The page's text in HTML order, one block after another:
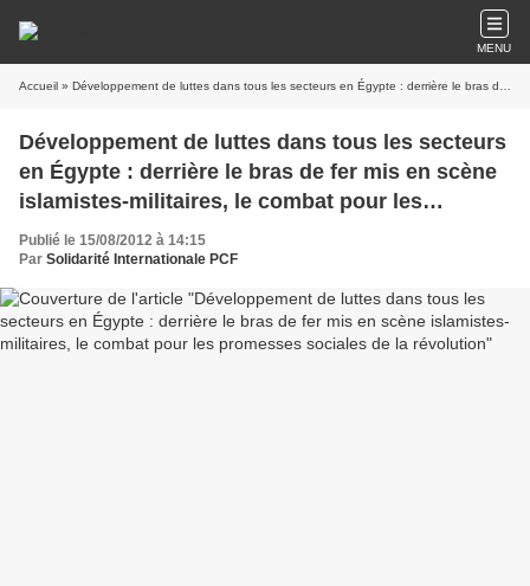
MENU
Accueil » Développement de luttes dans tous les secteurs en Égypte : derrière le bras de fer mis en scène islamistes-militaires, le combat pour les promesses sociales de la révolution
Développement de luttes dans tous les secteurs
en Égypte : derrière le bras de fer mis en scène
islamistes-militaires, le combat pour les
promesses sociales de la révolution
Publié le 15/08/2012 à 14:15
Par Solidarité Internationale PCF